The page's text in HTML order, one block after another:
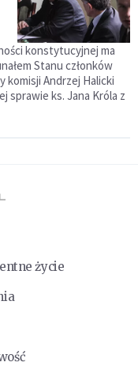
konstytucyjnej ma
Stanu członków
komisji Andrzej Halicki
sprawie ks. Jana Króla z
życie